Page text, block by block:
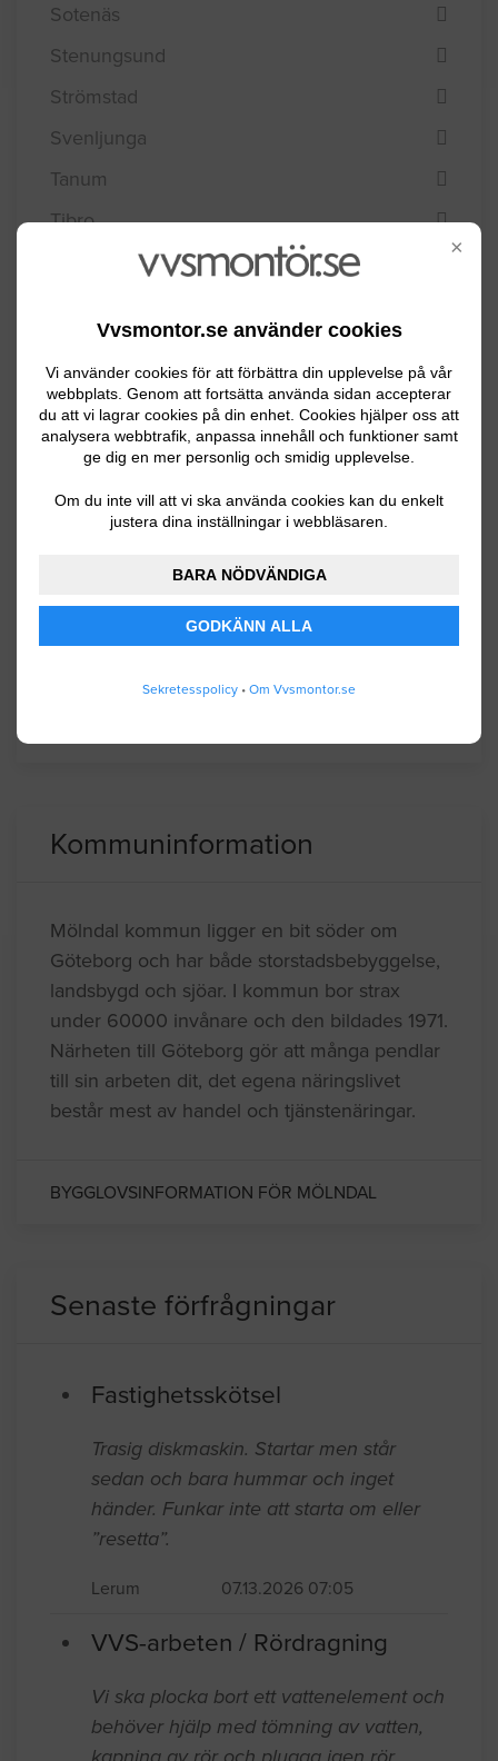
×
Vvsmontor.se använder cookies
Vi använder cookies för att förbättra din upplevelse på vår
webbplats. Genom att fortsätta använda sidan accepterar
du att vi lagrar cookies på din enhet. Cookies hjälper oss att
analysera webbtrafik, anpassa innehåll och funktioner samt
ge dig en mer personlig och smidig upplevelse.
Om du inte vill att vi ska använda cookies kan du enkelt
justera dina inställningar i webbläsaren.
BARA NÖDVÄNDIGA
GODKÄNN ALLA
Sekretesspolicy • Om Vvsmontor.se
Sotenäs
Stenungsund
Strömstad
Svenljunga
Tanum
Tibro
Tranemo
Trollhättan
Töreboda
Uddevalla
Ulricehamn
Kommuninformation
Mölndal kommun ligger en bit söder om
Göteborg och har både storstadsbebyggelse,
landsbygd och sjöar. I kommun bor strax
under 60000 invånare och den bildades 1971.
Närheten till Göteborg gör att många pendlar
till sin arbeten dit, det egena näringslivet
består mest av handel och tjänstenäringar.
BYGGLOVSINFORMATION FÖR MÖLNDAL
Senaste förfrågningar
Fastighetsskötsel
Trasig diskmaskin. Startar men står
sedan och bara hummar och inget
händer. Funkar inte att starta om eller
”resetta”.
Lerum 07.13.2026 07:05
VVS-arbeten / Rördragning
Vi ska plocka bort ett vattenelement och
behöver hjälp med tömning av vatten,